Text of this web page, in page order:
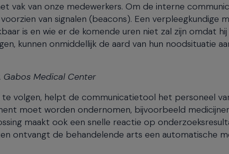
vak van onze medewerkers. Om de interne
van signalen (beacons). Een verpleegkundige
is en wie er de komende uren niet zal zijn omdat
kunnen onmiddellijk de aard van hun noodsituatie
Gabos Medical Center
te volgen, helpt de communicatietool het personeel
moet worden ondernomen, bijvoorbeeld
maakt ook een snelle reactie op
ontvangt de behandelende arts een automatische